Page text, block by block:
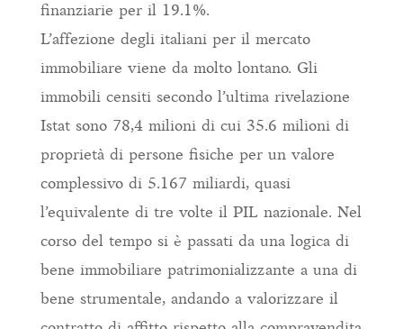
finanziarie per il 19.1%.
L’affezione degli italiani per il mercato
immobiliare viene da molto lontano. Gli
immobili censiti secondo l’ultima rivelazione
Istat sono 78,4 milioni di cui 35.6 milioni di
proprietà di persone fisiche per un valore
complessivo di 5.167 miliardi, quasi
l’equivalente di tre volte il PIL nazionale. Nel
corso del tempo si è passati da una logica di
bene immobiliare patrimonializzante a una di
bene strumentale, andando a valorizzare il